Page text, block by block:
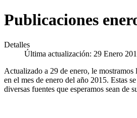
Publicaciones
Detalles
Última actualización: 29 Enero
Actualizado a 29 de enero, le mostramos
en el mes de enero del año 2015. Estas
diversas fuentes que esperamos sean de